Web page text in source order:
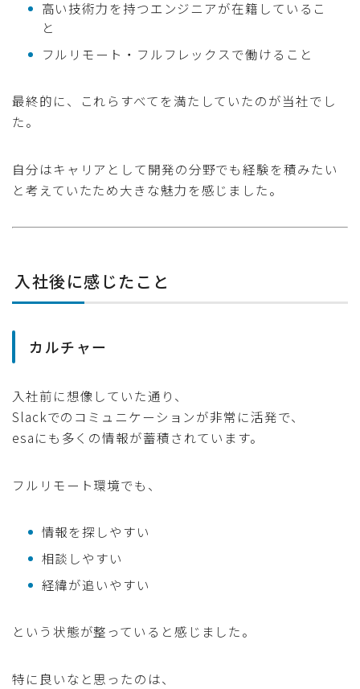
高い技術力を持つエンジニアが在籍しているこ
と
フルリモート・フルフレックスで働けること
最終的に、これらすべてを満たしていたのが当社でし
た。
自分はキャリアとして開発の分野でも経験を積みたい
と考えていたため大きな魅力を感じました。
入社後に感じたこと
カルチャー
入社前に想像していた通り、
Slackでのコミュニケーションが非常に活発で、
esaにも多くの情報が蓄積されています。
フルリモート環境でも、
情報を探しやすい
相談しやすい
経緯が追いやすい
という状態が整っていると感じました。
特に良いなと思ったのは、